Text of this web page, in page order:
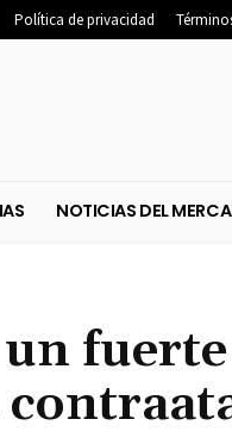
Política de privacidad